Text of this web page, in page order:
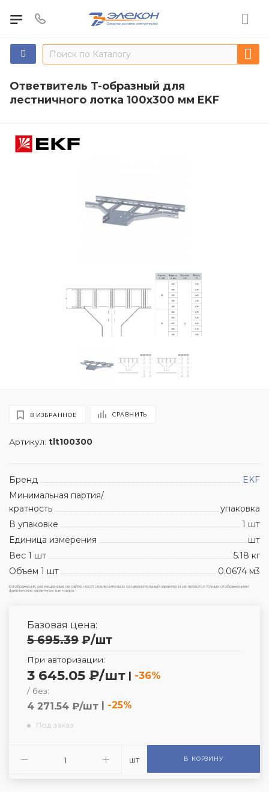
Ответвитель T-образный для
лестничного лотка 100х300 мм EKF
Артикул: tlt100300
В ИЗБРАННОЕ СРАВНИТЬ
Бренд
EKF
Минимальная партия/
кратность
упаковка
В упаковке
1 шт
Единица измерения
шт
Вес 1 шт
5.18 кг
Объем 1 шт
0.0674 м3
Изображения, размещенные на сайте, носят исключительно ознакомительный характер и не являются точным отображением
фактических характеристик товара.
Базовая цена:
5 695.39 ₽/шт
При авторизации:
3 645.05 ₽/шт | -36%
/ без:
4 271.54 ₽/шт | -25%
Под заказ
шт В КОРЗИНУ